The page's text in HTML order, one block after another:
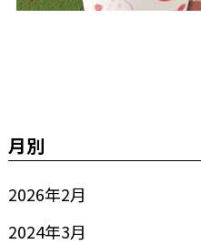
月別
2026年2月
2024年3月